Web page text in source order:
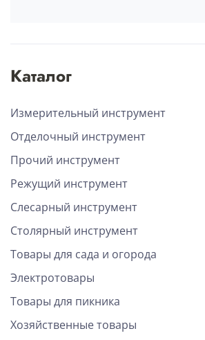
Каталог
Измерительный инструмент
Отделочный инструмент
Прочий инструмент
Режущий инструмент
Слесарный инструмент
Столярный инструмент
Товары для сада и огорода
Электротовары
Товары для пикника
Хозяйственные товары